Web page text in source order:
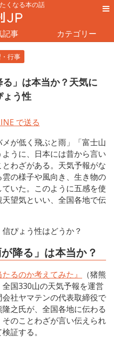
くなる本の話
記事 カテゴリー
行事
る」は本当か？天気に
ょう性
メが低く飛ぶと雨」「富士山
うに、日本には昔から言い
わざがある。天気予報がな
の様子や風向き、生き物の
いた。このように五感を使
望気といい、全国各地で伝
ぴょう性はどうか？
降る」は本当か？
るのか考えてみた』
（猪熊
国330山の天気予報を運営
社ヤマテンの代表取締役で
之氏が、全国各地に伝わる
のことわざが言い伝えられ
証する。